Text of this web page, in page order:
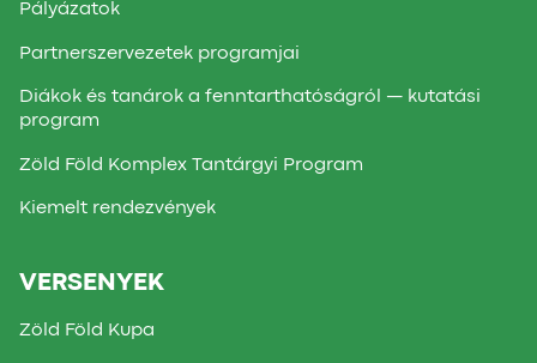
Pályázatok
Partnerszervezetek programjai
Diákok és tanárok a fenntarthatóságról — kutatási
program
Zöld Föld Komplex Tantárgyi Program
Kiemelt rendezvények
VERSENYEK
Zöld Föld Kupa